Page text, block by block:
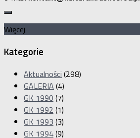
Więcej
Kategorie
Aktualności (298)
GALERIA (4)
GK 1990 (7)
GK 1992 (1)
GK 1993 (3)
GK 1994(9)